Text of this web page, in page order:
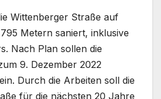
Wittenberger Straße auf
Metern saniert, inklusive
Nach Plan sollen die
9. Dezember 2022
Durch die Arbeiten soll die
für die nächsten 20 Jahre